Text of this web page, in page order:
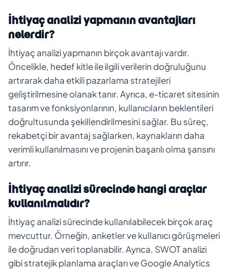
İhtiyaç analizi yapmanın avantajları
nelerdir?
İhtiyaç analizi yapmanın birçok avantajı vardır.
Öncelikle, hedef kitle ile ilgili verilerin doğruluğunu
artırarak daha etkili pazarlama stratejileri
geliştirilmesine olanak tanır. Ayrıca, e-ticaret sitesinin
tasarım ve fonksiyonlarının, kullanıcıların beklentileri
doğrultusunda şekillendirilmesini sağlar. Bu süreç,
rekabetçi bir avantaj sağlarken, kaynakların daha
verimli kullanılmasını ve projenin başarılı olma şansını
artırır.
İhtiyaç analizi sürecinde hangi araçlar
kullanılmalıdır?
İhtiyaç analizi sürecinde kullanılabilecek birçok araç
mevcuttur. Örneğin, anketler ve kullanıcı görüşmeleri
ile doğrudan veri toplanabilir. Ayrıca, SWOT analizi
gibi stratejik planlama araçları ve Google Analytics